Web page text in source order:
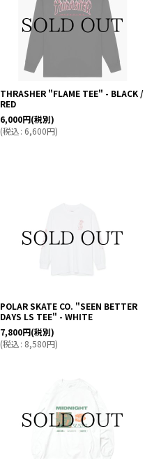
THRASHER "FLAME TEE" - BLACK /
RED
6,000円(税別)
(税込: 6,600円)
POLAR SKATE CO. "SEEN BETTER
DAYS LS TEE" - WHITE
7,800円(税別)
(税込: 8,580円)